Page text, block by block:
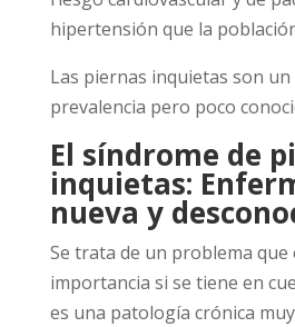
hipertensión que la
Las piernas inquietas son
prevalencia pero poco
El síndrome de
inquietas:
nueva y
Se trata de un problema que
importancia si se tiene en
es una patología crónica